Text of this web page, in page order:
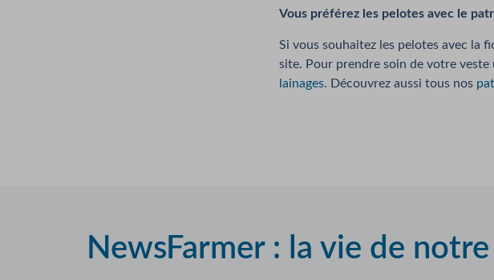
Vous préférez les pelotes avec le
Si vous souhaitez les pelotes avec la
site. Pour prendre soin de votre
lainages. Découvrez aussi tous nos
NewsFarmer : la vie de